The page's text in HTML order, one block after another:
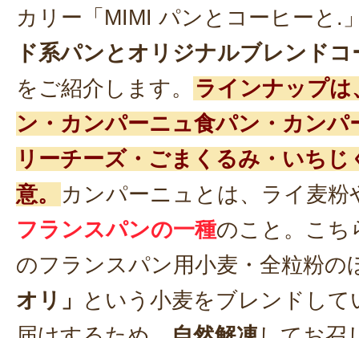
カリー「MIMI パンとコーヒーと.
ド系パンとオリジナルブレンド
をご紹介します。
ラインナップ
ン・カンパーニュ食パン・カンパ
リーチーズ・ごまくるみ・いち
意。
カンパーニュとは、ライ麦粉
フランスパンの一種のこと。こち
のフランスパン用小麦・全粒粉の
オリ」
という小麦をブレンドし